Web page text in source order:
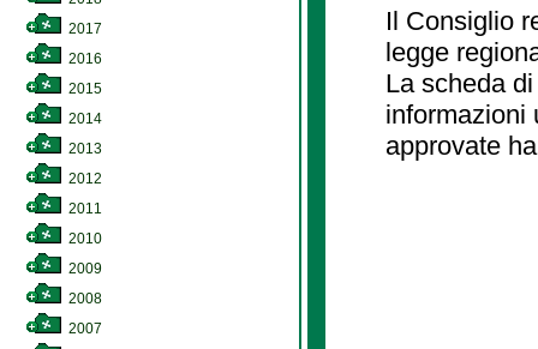
2017
2016
2015
2014
2013
2012
2011
2010
2009
2008
2007
Il Consiglio
legge
La scheda
informazioni
approvate